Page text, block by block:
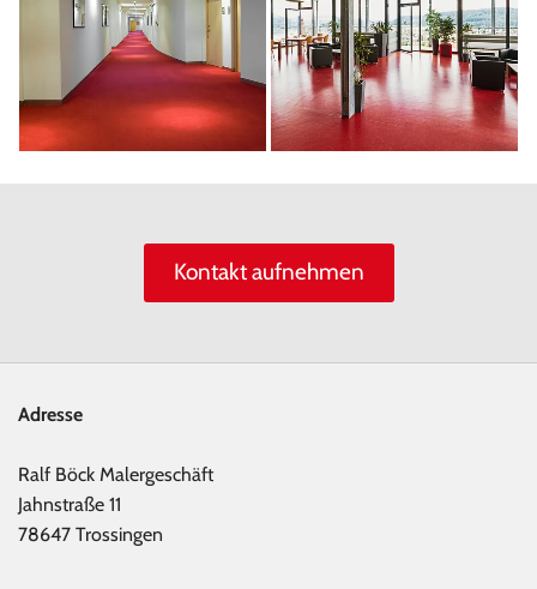
Kontakt aufnehmen
Adresse
Ralf Böck Malergeschäft
Jahnstraße 11
78647 Trossingen